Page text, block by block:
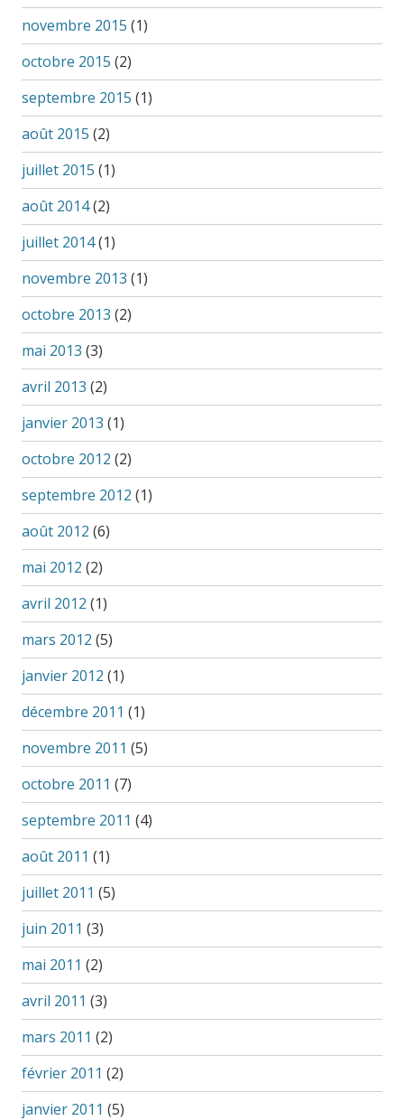
novembre 2015 (1)
octobre 2015 (2)
septembre 2015 (1)
août 2015 (2)
juillet 2015 (1)
août 2014(2)
juillet 2014(1)
novembre 2013 (1)
octobre 2013 (2)
mai 2013 (3)
avril 2013 (2)
janvier 2013 (1)
octobre 2012 (2)
septembre 2012 (1)
août 2012 (6)
mai 2012 (2)
avril 2012 (1)
mars 2012 (5)
janvier 2012 (1)
décembre 2011 (1)
novembre 2011 (5)
octobre 2011 (7)
septembre 2011 (4)
août 2011 (1)
juillet 2011 (5)
juin 2011 (3)
mai 2011 (2)
avril 2011 (3)
mars 2011 (2)
février 2011 (2)
janvier 2011 (5)